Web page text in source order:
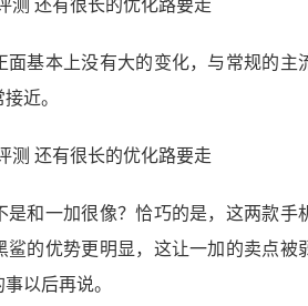
面基本上没有大的变化，与常规的主
近。
是和一加很像？恰巧的是，这两款手
鲨的优势更明显，这让一加的卖点被
以后再说。